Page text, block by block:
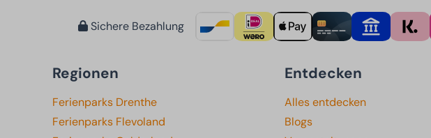
Sichere Bezahlung
Regionen
Ferienparks Drenthe
Ferienparks Flevoland
Entdecken
Alles entdecken
Blogs